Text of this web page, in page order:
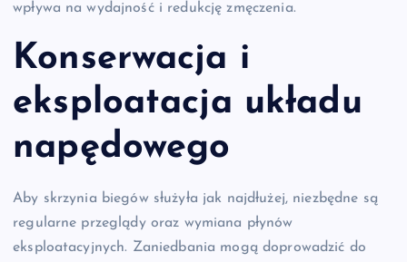
wpływa na wydajność i redukcję zmęczenia.
Konserwacja i
eksploatacja układu
napędowego
Aby skrzynia biegów służyła jak najdłużej, niezbędne są
regularne przeglądy oraz wymiana płynów
eksploatacyjnych. Zaniedbania mogą doprowadzić do